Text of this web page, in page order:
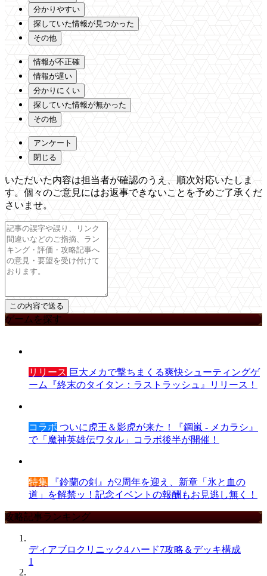
分かりやすい
探していた情報が見つかった
その他
情報が不正確
情報が遅い
分かりにくい
探していた情報が無かった
その他
アンケート
閉じる
いただいた内容は担当者が確認のうえ、順次対応いたしま
す。個々のご意見にはお返事できないことを予めご了承くだ
さいませ。
ゲームを探す
リリース 巨大メカで撃ちまくる爽快シューティングゲ
ーム『終末のタイタン：ラストラッシュ』リリース！
コラボ ついに虎王＆影虎が来た！『鋼嵐 - メカラシ』
で「魔神英雄伝ワタル」コラボ後半が開催！
特集 『鈴蘭の剣』が2周年を迎え、新章「氷と血の
道」を解禁ッ！記念イベントの報酬もお見逃し無く！
攻略記事ランキング
ディアブロクリニック4 ハード7攻略＆デッキ構成
1